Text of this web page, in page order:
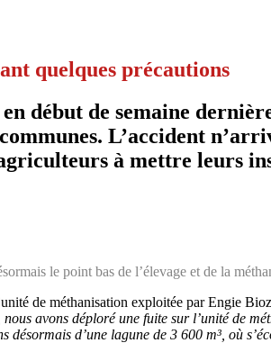
quelques précautions
début de semaine
L’accident
à mettre leurs
le point bas de l’élevage et de la
de méthanisation exploitée par Engie
avons déploré une fuite sur l’unité de
désormais d’une lagune de 3 600 m³, où